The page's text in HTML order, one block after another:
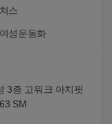
스
성운동화
3종 고워크 아치핏
SM